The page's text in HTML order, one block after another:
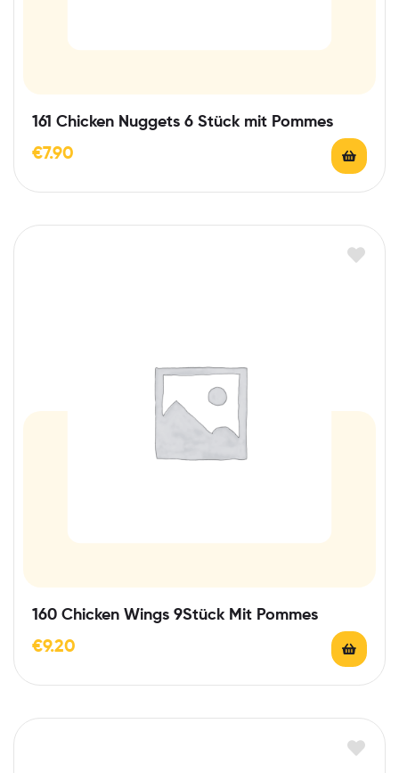
161 Chicken Nuggets 6 Stück mit Pommes
€7.90
160 Chicken Wings 9Stück Mit Pommes
€9.20